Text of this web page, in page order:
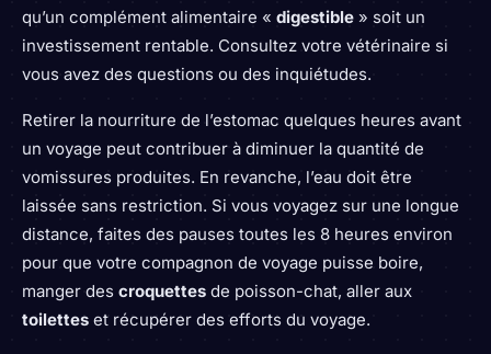
qu’un complément alimentaire « digestible » soit un
investissement rentable. Consultez votre vétérinaire si
vous avez des questions ou des inquiétudes.
Retirer la nourriture de l’estomac quelques heures avant
un voyage peut contribuer à diminuer la quantité de
vomissures produites. En revanche, l’eau doit être
laissée sans restriction. Si vous voyagez sur une longue
distance, faites des pauses toutes les 8 heures environ
pour que votre compagnon de voyage puisse boire,
manger des croquettes de poisson-chat, aller aux
toilettes et récupérer des efforts du voyage.